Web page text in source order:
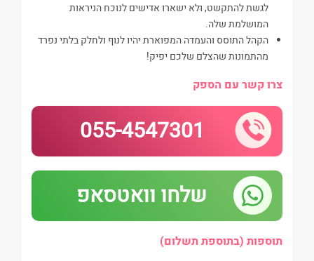
לגשת להתקשט, ולא ישארו אדישים לנוכח הניראות
המושלמת שלה.
הקהל התוסס והעמדה המפוארת יהיו לנוף ולחלק בלתי נפרד
מהתמונות שהצלם שלכם יפיק!
צרו קשר עם הספק
055-4547301
שלחו וואטסאפ
תוספות (בתוספת תשלום)